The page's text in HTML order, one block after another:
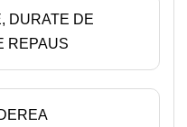
DURATE DE
REPAUS